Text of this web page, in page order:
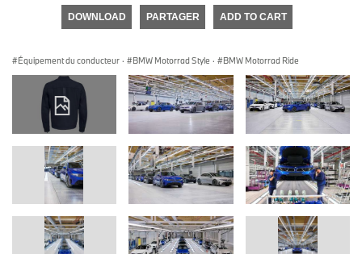
DOWNLOAD PARTAGER ADD TO CART
Équipement du conducteur · BMW Motorrad Style · BMW Motorrad Ride